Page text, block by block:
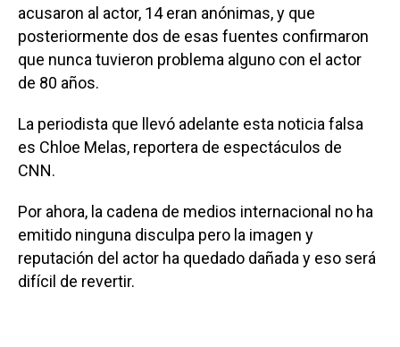
acusaron al actor, 14 eran anónimas, y que
posteriormente dos de esas fuentes confirmaron
que nunca tuvieron problema alguno con el actor
de 80 años.
La periodista que llevó adelante esta noticia falsa
es Chloe Melas, reportera de espectáculos de
CNN.
Por ahora, la cadena de medios internacional no ha
emitido ninguna disculpa pero la imagen y
reputación del actor ha quedado dañada y eso será
difícil de revertir.